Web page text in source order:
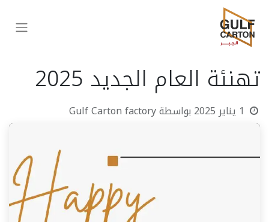
تهنئة العام الجديد 2025
1 يناير 2025 بواسطةGulf Carton factory